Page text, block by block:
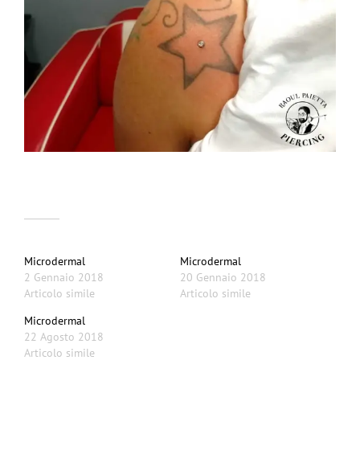
Microdermal
2 Gennaio 2018
Articolo simile
Microdermal
20 Gennaio 2018
Articolo simile
Microdermal
22 Agosto 2018
Articolo simile